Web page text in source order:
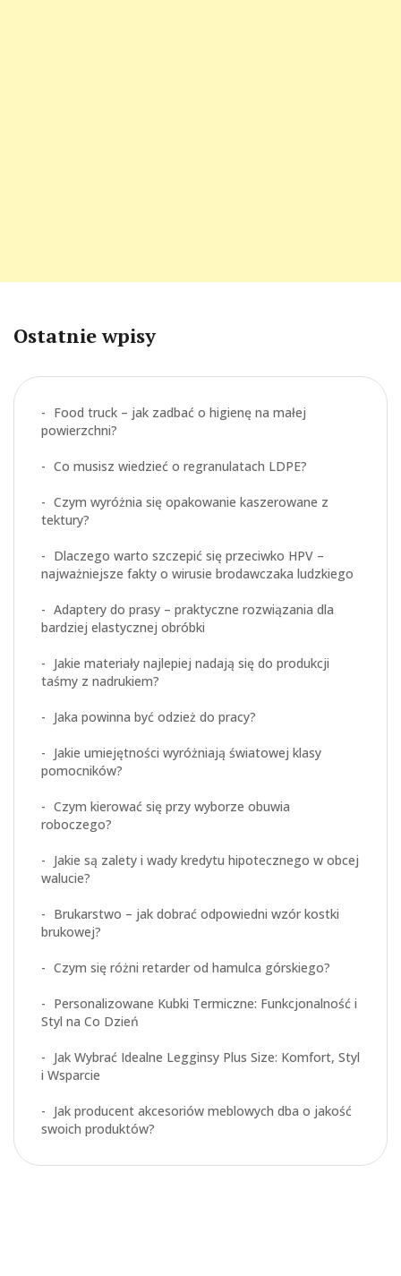
Ostatnie wpisy
Food truck – jak zadbać o higienę na małej
powierzchni?
Co musisz wiedzieć o regranulatach LDPE?
Czym wyróżnia się opakowanie kaszerowane z
tektury?
Dlaczego warto szczepić się przeciwko HPV –
najważniejsze fakty o wirusie brodawczaka ludzkiego
Adaptery do prasy – praktyczne rozwiązania dla
bardziej elastycznej obróbki
Jakie materiały najlepiej nadają się do produkcji
taśmy z nadrukiem?
Jaka powinna być odzież do pracy?
Jakie umiejętności wyróżniają światowej klasy
pomocników?
Czym kierować się przy wyborze obuwia
roboczego?
Jakie są zalety i wady kredytu hipotecznego w obcej
walucie?
Brukarstwo – jak dobrać odpowiedni wzór kostki
brukowej?
Czym się różni retarder od hamulca górskiego?
Personalizowane Kubki Termiczne: Funkcjonalność i
Styl na Co Dzień
Jak Wybrać Idealne Legginsy Plus Size: Komfort, Styl
i Wsparcie
Jak producent akcesoriów meblowych dba o jakość
swoich produktów?